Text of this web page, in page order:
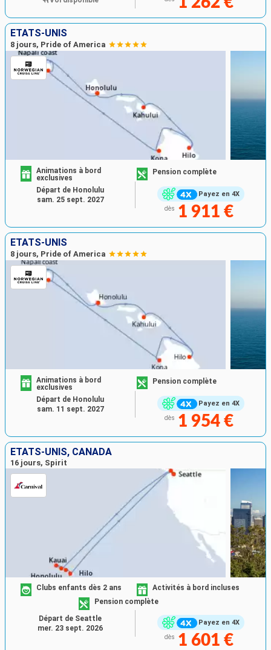
ÉTATS-UNIS
8 jours, Pride of America
Payez en 4X
Animations à bord
exclusives
Pension complète
dès 1 911 €
Départ de Honolulu
sam. 25 sept. 2027
ÉTATS-UNIS
8 jours, Pride of America
Payez en 4X
Animations à bord
exclusives
Pension complète
dès 1 954 €
Départ de Honolulu
sam. 11 sept. 2027
ÉTATS-UNIS, CANADA
16 jours, Spirit
Payez en 4X
Clubs enfants dès 2 ans
Activités à bord incluses
Pension complète
dès 1 601 €
Départ de Seattle
mer. 23 sept. 2026